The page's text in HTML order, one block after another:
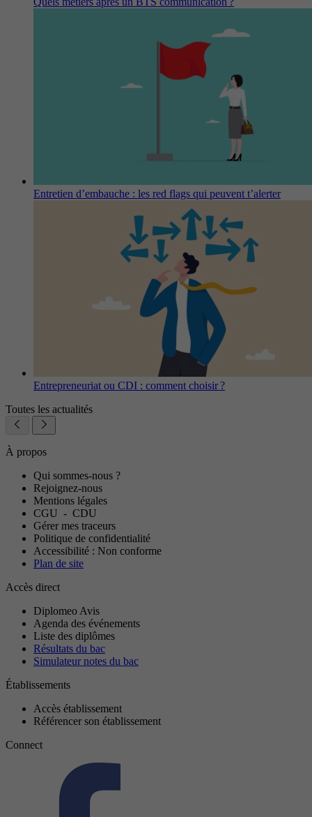
Entretien d’embauche : les red flags qui peuvent t’alerter
Entrepreneuriat ou CDI : comment choisir ?
Toutes les actualités
À propos
Qui sommes-nous ?
Rejoignez-nous
Mentions légales
CGU - CDU
Gérer mes traceurs
Politique de confidentialité
Accessibilité : Non conforme
Plan de site
Accès direct
Diplomeo Avis
Agenda des événements
Liste des diplômes
Résultats du bac
Simulateur notes du bac
Établissements
Accès établissement
Référencer son établissement
Connect